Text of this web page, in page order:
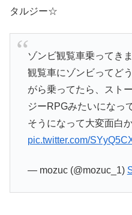
タルジー☆
ゾンビ観覧車乗ってき
観覧車にゾンビってど
がら乗ってたら、スト
ジーRPGみたいになっ
そうになって大変面白
pic.twitter.com/
— mozuc (@mozuc_1)